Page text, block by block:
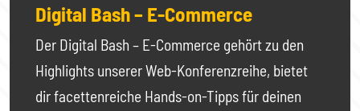
Digital Bash – E-Commerce
Der Digital Bash – E-Commerce gehört zu den
Highlights unserer Web-Konferenzreihe, bietet
dir facettenreiche Hands-on-Tipps für deinen